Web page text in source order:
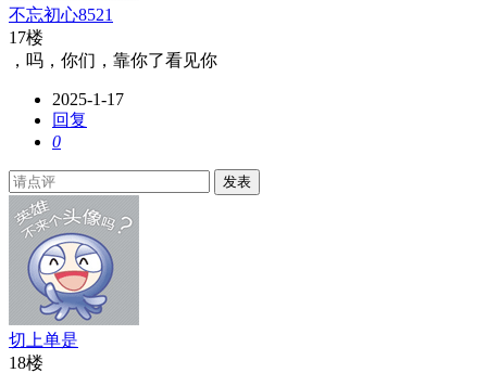
不忘初心8521
17楼
，吗，你们，靠你了看见你
2025-1-17
回复
0
发表
切上单是
18楼